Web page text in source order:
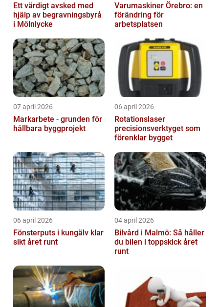
Ett värdigt avsked med
hjälp av begravningsbyrå
i Mölnlycke
Varumaskiner Örebro: en
förändring för
arbetsplatsen
07 april 2026
Markarbete - grunden för
hållbara byggprojekt
06 april 2026
Rotationslaser
precisionsverktyget som
förenklar bygget
06 april 2026
Fönsterputs i kungälv klar
sikt året runt
04 april 2026
Bilvård i Malmö: Så håller
du bilen i toppskick året
runt